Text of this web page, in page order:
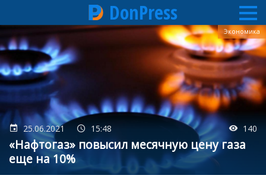
к
основному
содержанию
DonPress
25.06.2021 15:48 140
«Нафтогаз» повысил месячную цену газа
еще на 10%
Экономика